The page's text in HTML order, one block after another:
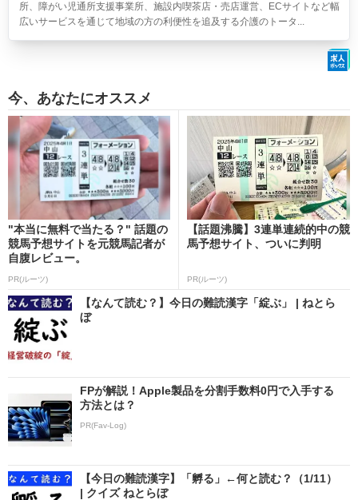
所、障がい児通所支援事業所、施設内喫茶店・売店運営、ECサイトなど幅
広いサービスを通じて地域の方の利便性を追及する介護のトータ...
今、あなたにオススメ
"本当に無料で当たる？" 話題の
競馬予想サイトを元競馬記者が
自腹レビュー。
PR(ルーツ)
【話題沸騰】3連単連続的中の競
馬予想サイト、ついに判明
PR(ルーツ)
【なんて読む？】今日の難読漢字「綻ぶ」 | ねとら
ぼ
FPが解説！Apple製品を分割手数料0円で入手する
方法とは？
PR(Fav-Log)
【今日の難読漢字】「孵る」←何と読む？（1/11）
| クイズ ねとらぼ